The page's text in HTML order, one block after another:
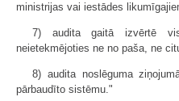
ministrijas vai iestādes
7) audita gaitā izvērtē
neietekmējoties ne no paša, ne
8) audita noslēguma
pārbaudīto sistēmu."